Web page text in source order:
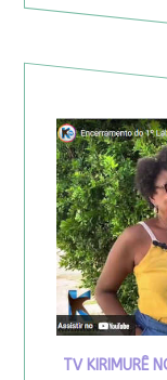
TV KIRIMURÊ